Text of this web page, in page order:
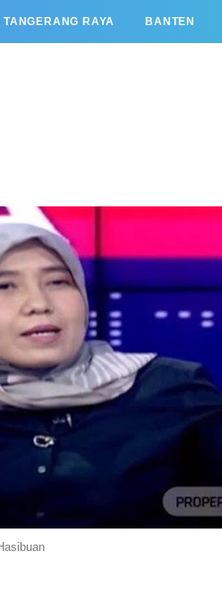
TANGERANG RAYA BANTEN